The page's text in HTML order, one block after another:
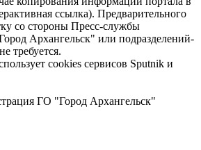
ссылка). Предварительного
со стороны Пресс-службы
Архангельск" или подразделений-
требуется.
cookies сервисов Sputnik и
ГО "Город Архангельск"